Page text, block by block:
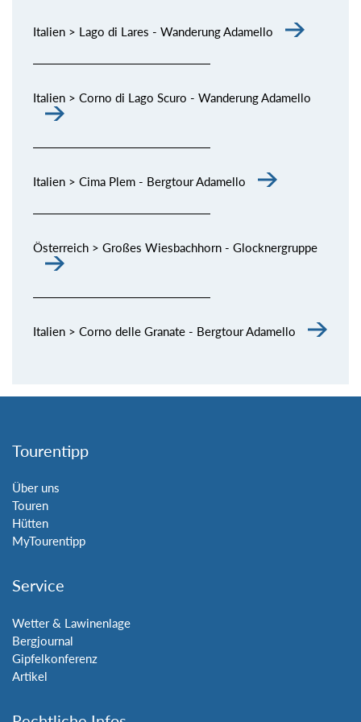
Italien > Lago di Lares - Wanderung Adamello
Italien > Corno di Lago Scuro - Wanderung Adamello
Italien > Cima Plem - Bergtour Adamello
Österreich > Großes Wiesbachhorn - Glocknergruppe
Italien > Corno delle Granate - Bergtour Adamello
Tourentipp
Über uns
Touren
Hütten
MyTourentipp
Service
Wetter & Lawinenlage
Bergjournal
Gipfelkonferenz
Artikel